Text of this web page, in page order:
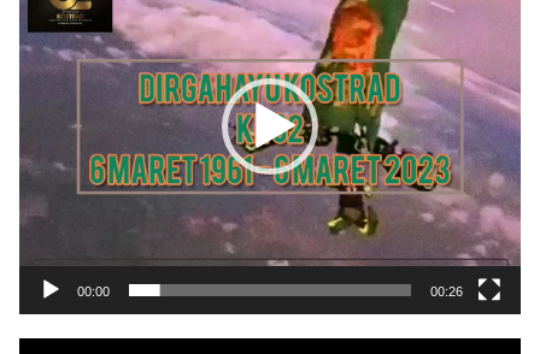
00:00 00:26